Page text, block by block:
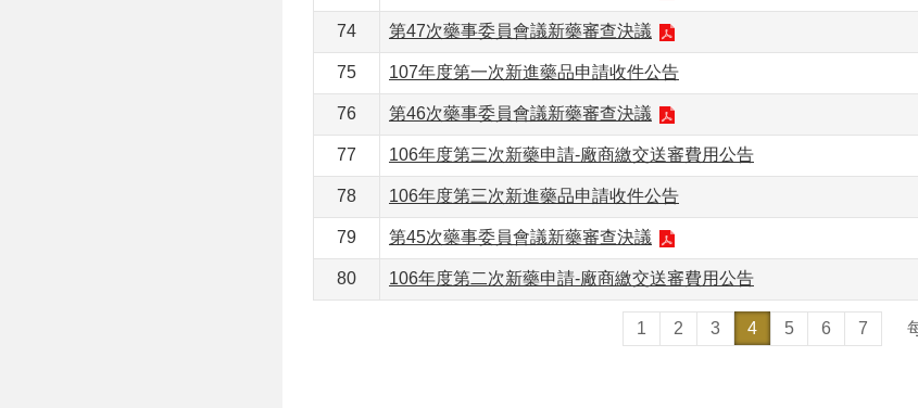
74 第47次藥事委員會議新藥審查決議
75 107年度第一次新進藥品申請收件公告
76 第46次藥事委員會議新藥審查決議
77 106年度第三次新藥申請-廠商繳交送審費用公告
78 106年度第三次新進藥品申請收件公告
79 第45次藥事委員會議新藥審查決議
80 106年度第二次新藥申請-廠商繳交送審費用公告
1 2 3 4 5 6 7